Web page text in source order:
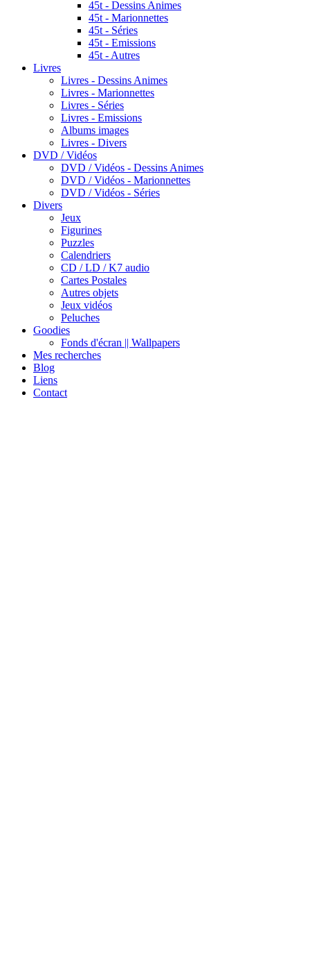
45t - Dessins Animes
45t - Marionnettes
45t - Séries
45t - Emissions
45t - Autres
Livres
Livres - Dessins Animes
Livres - Marionnettes
Livres - Séries
Livres - Emissions
Albums images
Livres - Divers
DVD / Vidéos
DVD / Vidéos - Dessins Animes
DVD / Vidéos - Marionnettes
DVD / Vidéos - Séries
Divers
Jeux
Figurines
Puzzles
Calendriers
CD / LD / K7 audio
Cartes Postales
Autres objets
Jeux vidéos
Peluches
Goodies
Fonds d'écran || Wallpapers
Mes recherches
Blog
Liens
Contact